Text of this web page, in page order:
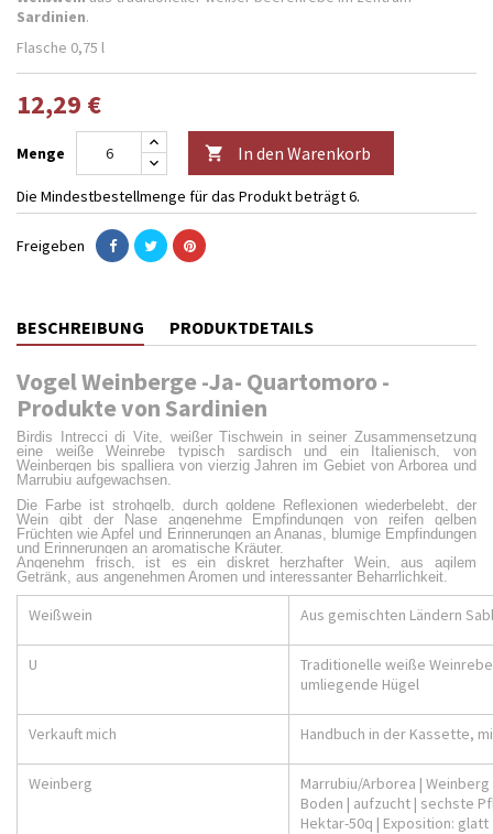
Sardinien.
Flasche 0,75 l
12,29 €
Menge  In den Warenkorb
Die Mindestbestellmenge für das Produkt beträgt 6.
Freigeben
BESCHREIBUNG PRODUKTDETAILS
Vogel Weinberge -Ja- Quartomoro -
Produkte von Sardinien
Birdis Intrecci di Vite, weißer Tischwein in seiner Zusammensetzung
eine weiße Weinrebe typisch sardisch und ein Italienisch, von
Weinbergen bis spalliera von vierzig Jahren im Gebiet von Arborea und
Marrubiu aufgewachsen.
Die Farbe ist strohgelb, durch goldene Reflexionen wiederbelebt, der
Wein gibt der Nase angenehme Empfindungen von reifen gelben
Früchten wie Apfel und Erinnerungen an Ananas, blumige Empfindungen
und Erinnerungen an aromatische Kräuter.
Angenehm frisch, ist es ein diskret herzhafter Wein, aus agilem
Getränk, aus angenehmen Aromen und interessanter Beharrlichkeit.
Weißwein Aus gemischten Ländern
U
Traditionelle weiße
umliegende Hügel
Verkauft mich Handbuch in der Kassette,
Weinberg
Marrubiu/Arborea |
Boden | aufzucht | sechste
Hektar-50q | Exposition: glatt